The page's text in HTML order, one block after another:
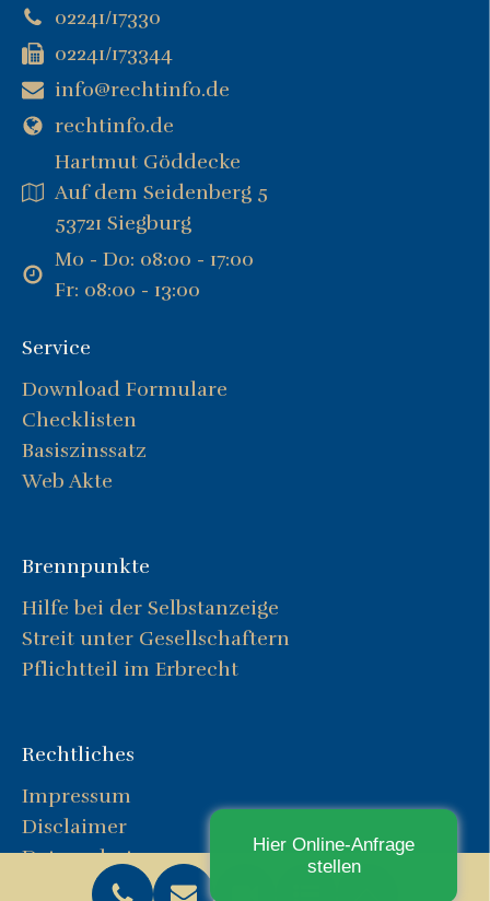
02241/17330
02241/173344
info@rechtinfo.de
rechtinfo.de
Hartmut Göddecke
Auf dem Seidenberg 5
53721 Siegburg
Mo - Do: 08:00 - 17:00
Fr: 08:00 - 13:00
Service
Download Formulare
Checklisten
Basiszinssatz
Web Akte
Brennpunkte
Hilfe bei der Selbstanzeige
Streit unter Gesellschaftern
Pflichtteil im Erbrecht
Rechtliches
Impressum
Disclaimer
Datenschutz
HotSpot Dienstleistungen
Hier Online-Anfrage
stellen